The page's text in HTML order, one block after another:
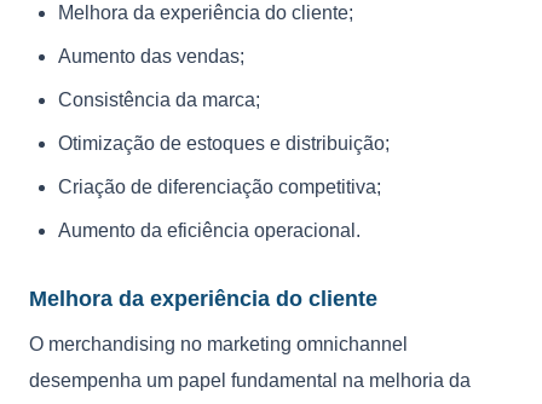
Melhora da experiência do cliente;
Aumento das vendas;
Consistência da marca;
Otimização de estoques e distribuição;
Criação de diferenciação competitiva;
Aumento da eficiência operacional.
Melhora da experiência do cliente
O merchandising no marketing omnichannel
desempenha um papel fundamental na melhoria da